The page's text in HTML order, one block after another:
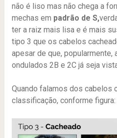
não é liso mas não chega a
mechas em padrão de S,
ter a raiz mais lisa e é mais
tipo 3 que os cabelos
apesar de que, popularmente,
ondulados 2B e 2C já seja
Quando falamos dos cabelos
classificação, conforme figura: